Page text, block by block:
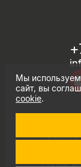
©
Мы
сайт, вы
cookie.